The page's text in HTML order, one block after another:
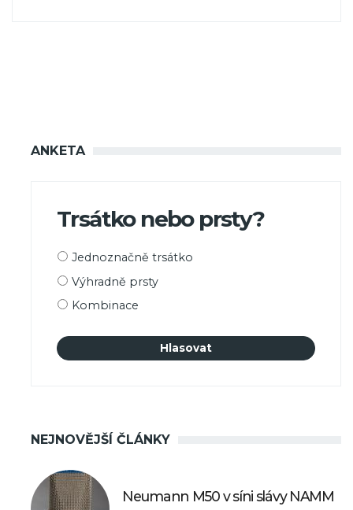
ANKETA
Trsátko nebo prsty?
Možnosti
Jednoznačně trsátko
Výhradně prsty
Kombinace
NEJNOVĚJŠÍ ČLÁNKY
Neumann M50 v síni slávy NAMM